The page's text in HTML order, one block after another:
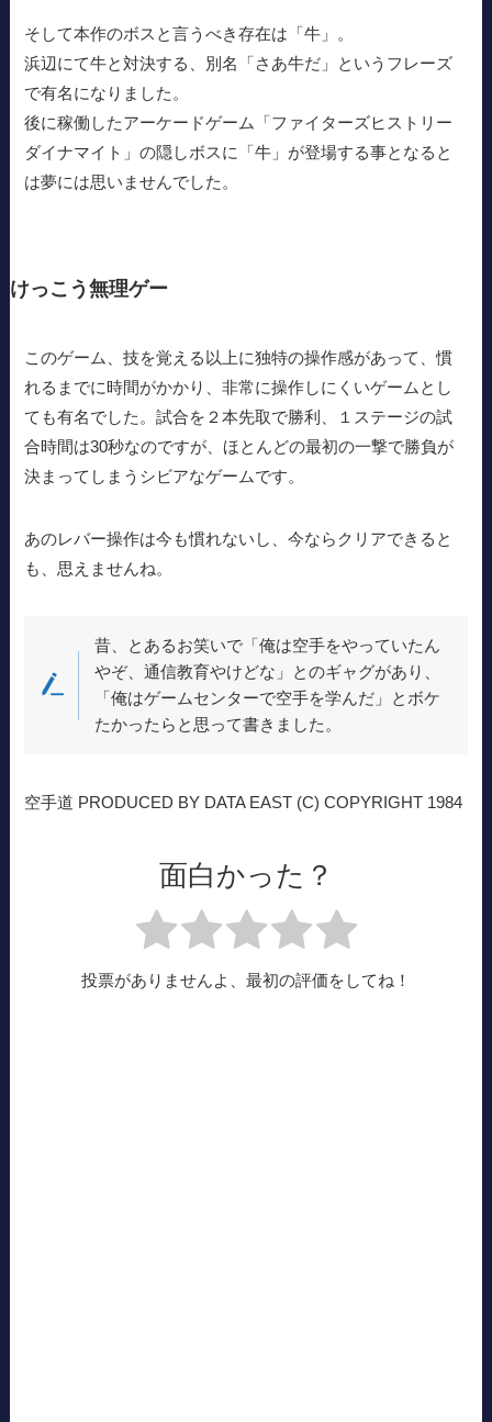
そして本作のボスと言うべき存在は「牛」。
浜辺にて牛と対決する、別名「さあ牛だ」というフレーズ
で有名になりました。
後に稼働したアーケードゲーム「ファイターズヒストリー
ダイナマイト」の隠しボスに「牛」が登場する事となると
は夢には思いませんでした。
けっこう無理ゲー
このゲーム、技を覚える以上に独特の操作感があって、慣
れるまでに時間がかかり、非常に操作しにくいゲームとし
ても有名でした。試合を２本先取で勝利、１ステージの試
合時間は30秒なのですが、ほとんどの最初の一撃で勝負が
決まってしまうシビアなゲームです。
あのレバー操作は今も慣れないし、今ならクリアできると
も、思えませんね。
昔、とあるお笑いで「俺は空手をやっていたん
やぞ、通信教育やけどな」とのギャグがあり、
「俺はゲームセンターで空手を学んだ」とボケ
たかったらと思って書きました。
空手道 PRODUCED BY DATA EAST (C) COPYRIGHT 1984
面白かった？
投票がありませんよ、最初の評価をしてね！